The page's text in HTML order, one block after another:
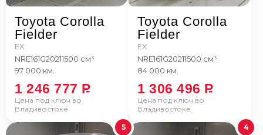
Toyota Corolla
Fielder
EX
NRE161G20211500 см³
97 000 км.
Цена под ключ во
Владивостоке
1 246 777 P
Toyota Corolla
Fielder
EX
NRE161G20211500 см³
84 000 км.
Цена под ключ во
Владивостоке
1 306 496 P
5 4